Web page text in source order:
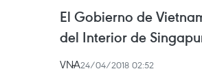
El Gobierno de
del Interior de
VNA24/04/2018 02:52